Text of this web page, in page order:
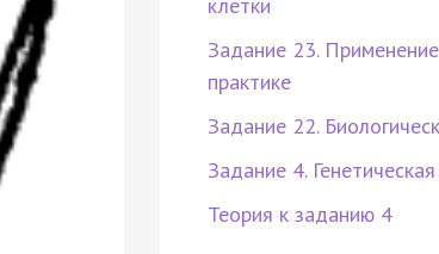
клетки
Задание 23.
практике
Задание 22.
Задание 4.
Теория к заданию 4